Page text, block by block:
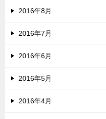
2016年8月
2016年7月
2016年6月
2016年5月
2016年4月